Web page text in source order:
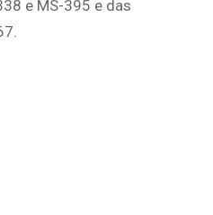
e MS-395 e das